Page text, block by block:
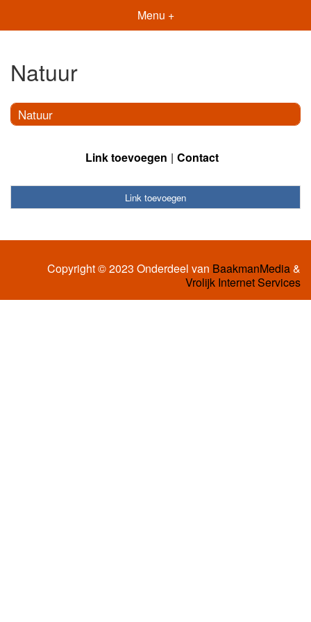
Menu +
Natuur
Natuur
Link toevoegen Contact
Link toevoegen
Copyright © 2023 Onderdeel van BaakmanMedia&
Vrolijk Internet Services